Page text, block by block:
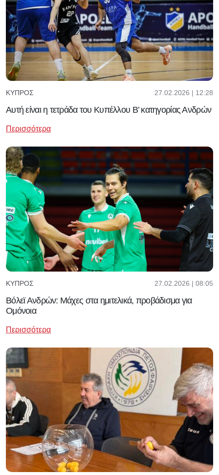
ΚΎΠΡΟΣ 27.02.2026 | 12:28
Αυτή είναι η τετράδα του Κυπέλλου Β’ κατηγορίας Ανδρών
Περισσότερα
ΚΎΠΡΟΣ 27.02.2026 | 08:05
Βόλεϊ Ανδρών: Μάχες στα ημιτελικά, προβάδισμα για
Ομόνοια
Περισσότερα